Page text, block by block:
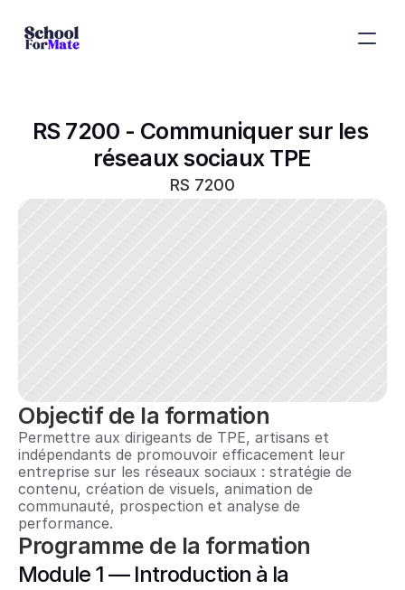
RS 7200 - Communiquer sur les
réseaux sociaux TPE
RS 7200
Objectif de la formation
Permettre aux dirigeants de TPE, artisans et
indépendants de promouvoir efficacement leur
entreprise sur les réseaux sociaux : stratégie de
contenu, création de visuels, animation de
communauté, prospection et analyse de
performance.
Programme de la formation
Module 1 — Introduction à la